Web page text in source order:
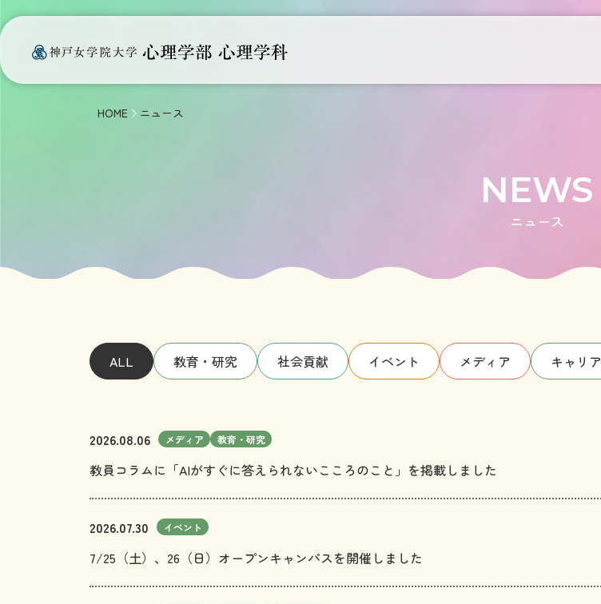
HOME ニュース
NEWS
ニュース
ALL 教育・研究 社会貢献 イベント メディア キャリア
2026.08.06 メディア 教育・研究
教員コラムに「AIがすぐに答えられないこころのこと」を掲載しました
2026.07.30 イベント
7/25（土）、26（日）オープンキャンパスを開催しました